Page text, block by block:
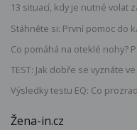
13 situací, kdy je nutné volat
Stáhněte si: První pomoc do
Co pomáhá na oteklé nohy?
TEST: Jak dobře se vyznáte
Výsledky testu EQ: Co
Žena-in.cz